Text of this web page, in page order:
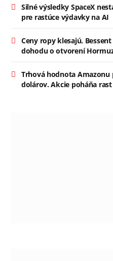
Silné výsledky SpaceX
pre rastúce výdavky na AI
Ceny ropy klesajú.
dohodu o otvorení
Trhová hodnota
dolárov. Akcie poháňa